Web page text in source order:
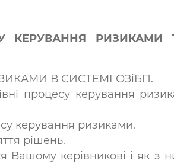
КЕРУВАННЯ РИЗИКАМИ
В СИСТЕМІ ОЗіБП.
процесу керування
керування ризиками.
рішень.
Вашому керівникові і як з